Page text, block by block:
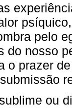
pelo
do nosso
o prazer
ou